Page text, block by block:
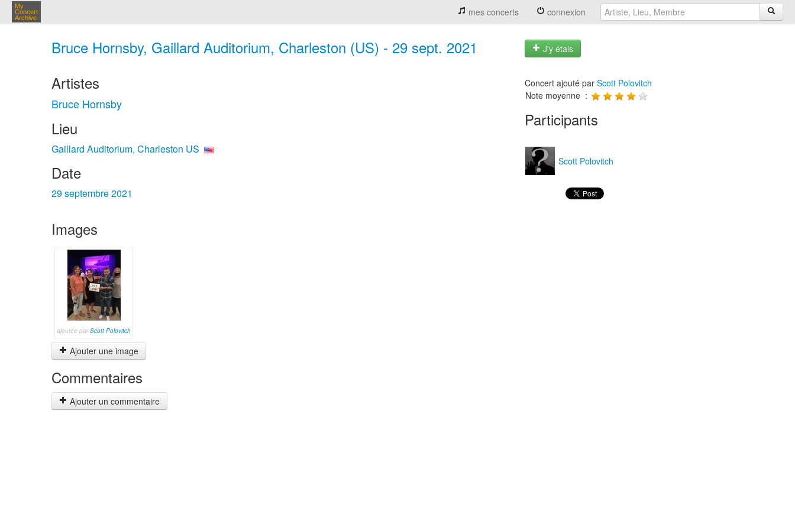
My
Concert
Archive
mes concerts connexion
Bruce Hornsby, Gaillard Auditorium, Charleston (US) - 29 sept. 2021 J'y étais
Artistes
Bruce Hornsby
Lieu
Gaillard Auditorium, Charleston US
Date
29 septembre 2021
Images
ajoutée parScott Polovitch
Ajouter une image
Commentaires
Ajouter un commentaire
Concert ajouté par Scott Polovitch
Note moyenne :
Participants
Scott Polovitch